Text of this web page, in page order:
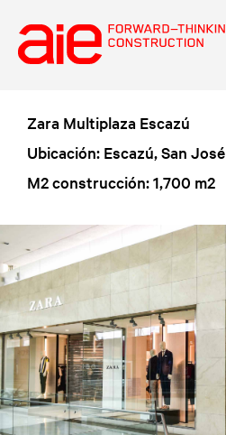
Zara Multiplaza Escazú
Ubicación: Escazú, San José
M2 construcción: 1,700 m2